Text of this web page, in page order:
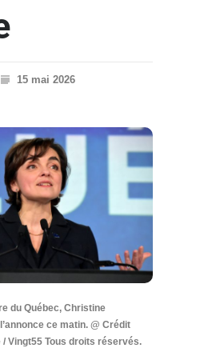
15 mai 2026
du Québec, Christine
ce matin. @ Crédit
Vingt55 Tous droits réservés.